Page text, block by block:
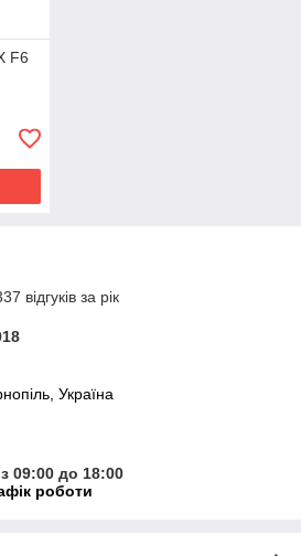
F6
відгуків за рік
Україна
09:00 до 18:00
роботи